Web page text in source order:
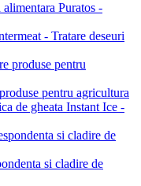
Puratos -
- Tratare deseuri
pentru agricultura
Instant Ice -
si cladire de